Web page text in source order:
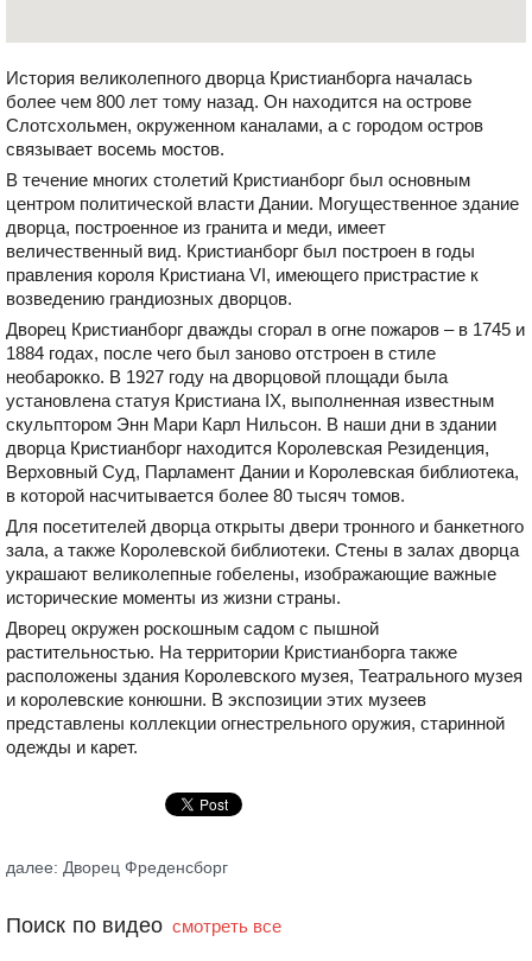
История великолепного дворца Кристианборга началась
более чем 800 лет тому назад. Он находится на острове
Слотсхольмен, окруженном каналами, а с городом остров
связывает восемь мостов.
В течение многих столетий Кристианборг был основным
центром политической власти Дании. Могущественное здание
дворца, построенное из гранита и меди, имеет
величественный вид. Кристианборг был построен в годы
правления короля Кристиана VI, имеющего пристрастие к
возведению грандиозных дворцов.
Дворец Кристианборг дважды сгорал в огне пожаров – в 1745 и
1884 годах, после чего был заново отстроен в стиле
необарокко. В 1927 году на дворцовой площади была
установлена статуя Кристиана IX, выполненная известным
скульптором Энн Мари Карл Нильсон. В наши дни в здании
дворца Кристианборг находится Королевская Резиденция,
Верховный Суд, Парламент Дании и Королевская библиотека,
в которой насчитывается более 80 тысяч томов.
Для посетителей дворца открыты двери тронного и банкетного
зала, а также Королевской библиотеки. Стены в залах дворца
украшают великолепные гобелены, изображающие важные
исторические моменты из жизни страны.
Дворец окружен роскошным садом с пышной
растительностью. На территории Кристианборга также
расположены здания Королевского музея, Театрального музея
и королевские конюшни. В экспозиции этих музеев
представлены коллекции огнестрельного оружия, старинной
одежды и карет.
далее: Дворец Фреденсборг
Поиск по видео смотреть все